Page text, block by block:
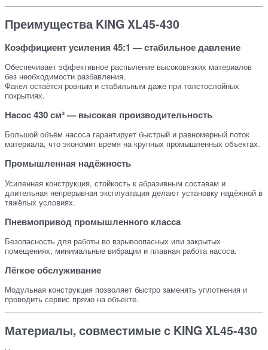
Преимущества KING XL45-430
Коэффициент усиления 45:1 — стабильное давление
Обеспечивает эффективное распыление высоковязких материалов
без необходимости разбавления.
Факел остаётся ровным и стабильным даже при толстослойных
покрытиях.
Насос 430 см³ — высокая производительность
Большой объём насоса гарантирует быстрый и равномерный поток
материала, что экономит время на крупных промышленных объектах.
Промышленная надёжность
Усиленная конструкция, стойкость к абразивным составам и
длительная непрерывная эксплуатация делают установку надёжной в
тяжёлых условиях.
Пневмопривод промышленного класса
Безопасность для работы во взрывоопасных или закрытых
помещениях, минимальные вибрации и плавная работа насоса.
Лёгкое обслуживание
Модульная конструкция позволяет быстро заменять уплотнения и
проводить сервис прямо на объекте.
Материалы, совместимые с KING XL45-430